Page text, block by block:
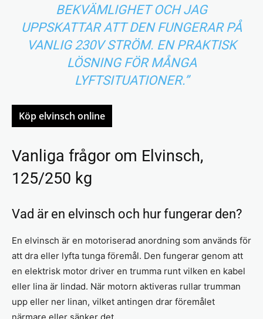
BEKVÄMLIGHET OCH JAG
UPPSKATTAR ATT DEN FUNGERAR PÅ
VANLIG 230V STRÖM. EN PRAKTISK
LÖSNING FÖR MÅNGA
LYFTSITUATIONER.”
Köp elvinsch online
Vanliga frågor om Elvinsch,
125/250 kg
Vad är en elvinsch och hur fungerar den?
En elvinsch är en motoriserad anordning som används för
att dra eller lyfta tunga föremål. Den fungerar genom att
en elektrisk motor driver en trumma runt vilken en kabel
eller lina är lindad. När motorn aktiveras rullar trumman
upp eller ner linan, vilket antingen drar föremålet